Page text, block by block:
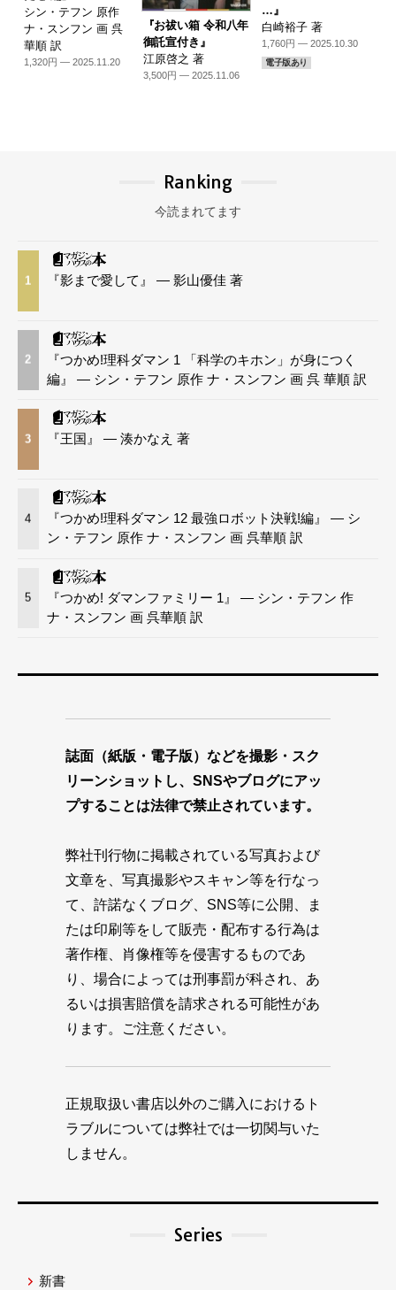
シン・テフン 原作
ナ・スンフン 画 呉
華順 訳
1,320円 — 2025.11.20
『お祓い箱 令和八年
御託宣付き』
江原啓之 著
3,500円 — 2025.11.06
…』
白崎裕子 著
1,760円 — 2025.10.30
電子版あり
Ranking
今読まれてます
1 『影まで愛して』 — 影山優佳 著
2
『つかめ!理科ダマン 1 「科学のキホン」が身につく
編』 — シン・テフン 原作 ナ・スンフン 画 呉 華順 訳
3 『王国』 — 湊かなえ 著
4
『つかめ!理科ダマン 12 最強ロボット決戦!編』 — シ
ン・テフン 原作 ナ・スンフン 画 呉華順 訳
5
『つかめ! ダマンファミリー 1』 — シン・テフン 作
ナ・スンフン 画 呉華順 訳
誌面（紙版・電子版）などを撮影・スク
リーンショットし、SNSやブログにアッ
プすることは法律で禁止されています。
弊社刊行物に掲載されている写真および
文章を、写真撮影やスキャン等を行なっ
て、許諾なくブログ、SNS等に公開、ま
たは印刷等をして販売・配布する行為は
著作権、肖像権等を侵害するものであ
り、場合によっては刑事罰が科され、あ
るいは損害賠償を請求される可能性があ
ります。ご注意ください。
正規取扱い書店以外のご購入におけるト
ラブルについては弊社では一切関与いた
しません。
Series
新書